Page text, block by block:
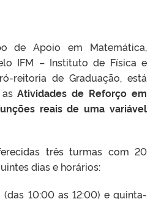
de Apoio em Matemática,
IFM – Instituto de Física e
reitoria de Graduação, está
asAtividades de Reforço em
reais de uma variável
três turmas com 20
dias e horários:
(das 10:00 as 12:00) e quinta-